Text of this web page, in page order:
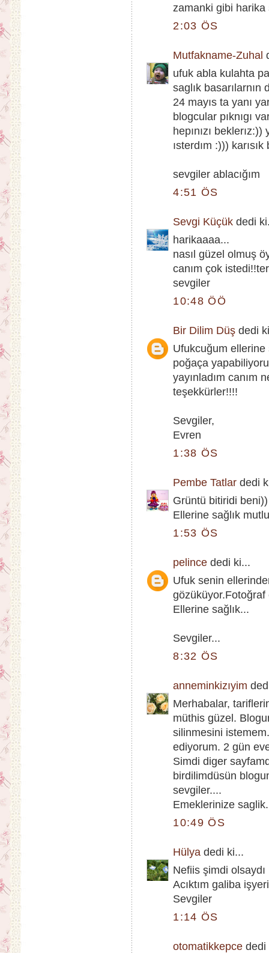
zamanki gibi harika
2:03 ÖS
Mutfakname-Zuhal
ufuk abla kulahta
saglık basarılarnın
24 mayıs ta yanı
blogcular pıknıgı
hepınızı
ısterdım :)))
sevgiler ablacığım
4:51 ÖS
Sevgi Küçük dedi
harikaaaa...
nasıl güzel olmuş
canım çok
sevgiler
10:48 ÖÖ
Bir Dilim Düş dedi
Ufukcuğum ellerine
poğaça
yayınladım canım
teşekkürler!!!!
Sevgiler,
Evren
1:38 ÖS
Pembe Tatlar dedi
Grüntü bitiridi beni))
Ellerine sağlık
1:53 ÖS
pelince dedi ki...
Ufuk senin
Ellerine sağlık...
Sevgiler...
8:32 ÖS
anneminkizıyim
Merhabalar,
müthis güzel.
silinmesini
ediyorum. 2 gün
Simdi diger
birdilimdüsün
sevgiler....
Emeklerinize
10:49 ÖS
Hülya dedi ki...
Nefiis şimdi
Acıktım galiba
Sevgiler
1:14 ÖS
otomatikkepce dedi